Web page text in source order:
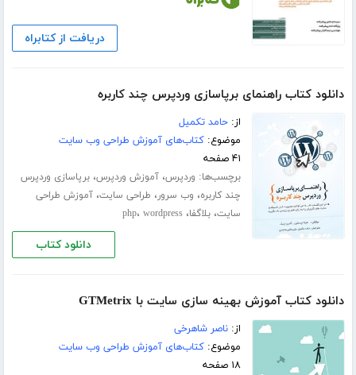
دریافت از کتابراه
دانلود کتاب راهنمای برپاسازی وردپرس چند کاربره
از:حامد تکمیل
موضوع:کتاب‌های آموزش طراحی وب سایت
۴۱ صفحه
برچسب‌ها: وردپرس،آموزش وردپرس،برپاسازی وردپرس
چند کاربره، وب سرور، طراحی سایت،آموزش طراحی
سایت،بلاگفا، php، wordpress
دانلود کتاب
دانلود کتاب آموزش بهینه سازی سایت با GTMetrix
از:ناصر شاهرخی
موضوع:کتاب‌های آموزش طراحی وب سایت
۱۸ صفحه